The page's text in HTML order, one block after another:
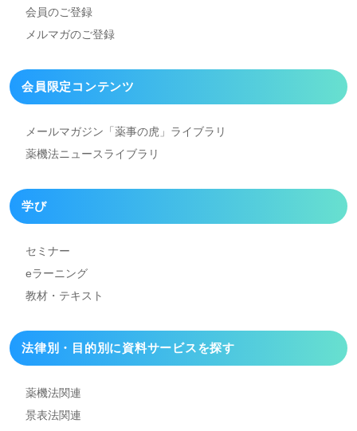
会員のご登録
メルマガのご登録
会員限定コンテンツ
メールマガジン「薬事の虎」 ライブラリ
薬機法ニュースライブラリ
学び
セミナー
eラーニング
教材・テキスト
法律別・目的別に資料サービスを探す
薬機法関連
景表法関連